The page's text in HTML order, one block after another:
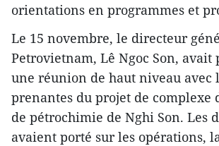
orientations en programmes et
Le 15 novembre, le directeur
Petrovietnam, Lê Ngoc Son, avait
une réunion de haut niveau avec
prenantes du projet de complexe
de pétrochimie de Nghi Son. Les
avaient porté sur les opérations,